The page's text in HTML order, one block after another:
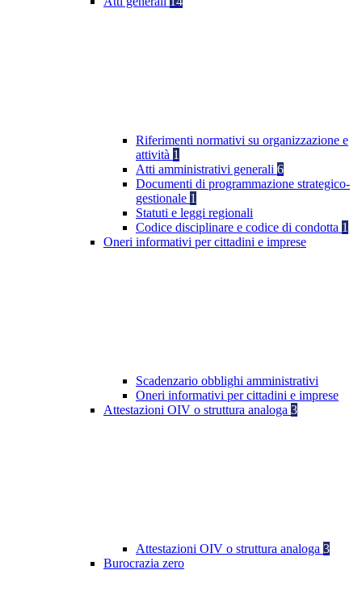
Riferimenti normativi su organizzazione e
attività 1
Atti amministrativi generali 6
Documenti di programmazione strategico-
gestionale 1
Statuti e leggi regionali
Codice disciplinare e codice di condotta 1
Oneri informativi per cittadini e imprese
Scadenzario obblighi amministrativi
Oneri informativi per cittadini e imprese
Attestazioni OIV o struttura analoga 3
Attestazioni OIV o struttura analoga 3
Burocrazia zero